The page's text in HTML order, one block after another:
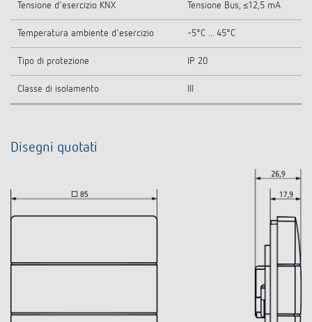
Tensione d'esercizio KNX Tensione Bus, ≤12,5 mA
Temperatura ambiente d'esercizio -5°C ... 45°C
Tipo di protezione IP 20
Classe di isolamento
Disegni quotati